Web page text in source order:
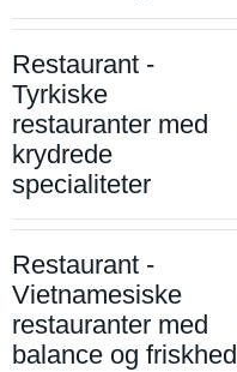
Restaurant -
Tyrkiske
restauranter med
krydrede
specialiteter
Restaurant -
Vietnamesiske
restauranter med
balance og friskhed